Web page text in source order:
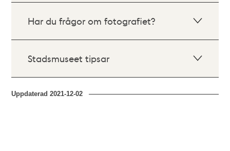
Har du frågor om fotografiet?
Stadsmuseet tipsar
Uppdaterad2021-12-02